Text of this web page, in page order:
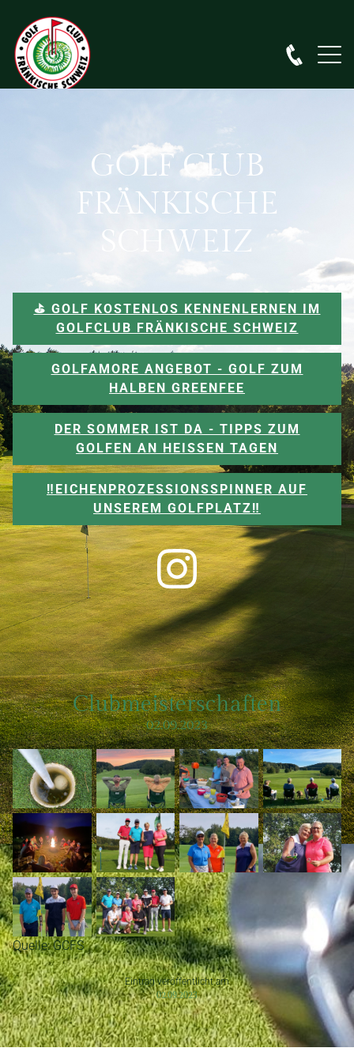
GOLF CLUB
FRÄNKISCHE
SCHWEIZ
⛳️ GOLF KOSTENLOS KENNENLERNEN IM
GOLFCLUB FRÄNKISCHE SCHWEIZ
GOLFAMORE ANGEBOT - GOLF ZUM
HALBEN GREENFEE
DER SOMMER IST DA - TIPPS ZUM
GOLFEN AN HEISSEN TAGEN
‼️EICHENPROZESSIONSSPINNER AUF
UNSEREM GOLFPLATZ‼️
Clubmeisterschaften
02.09.2023
Quelle: GCFS
Eintrag veröffentlicht am
02.09.2023